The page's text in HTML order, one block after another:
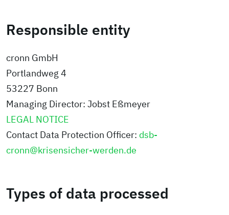
Responsible entity
cronn GmbH
Portlandweg 4
53227 Bonn
Managing Director: Jobst Eßmeyer
LEGAL NOTICE
Contact Data Protection Officer: dsb-
cronn@krisensicher-werden.de
Types of data processed